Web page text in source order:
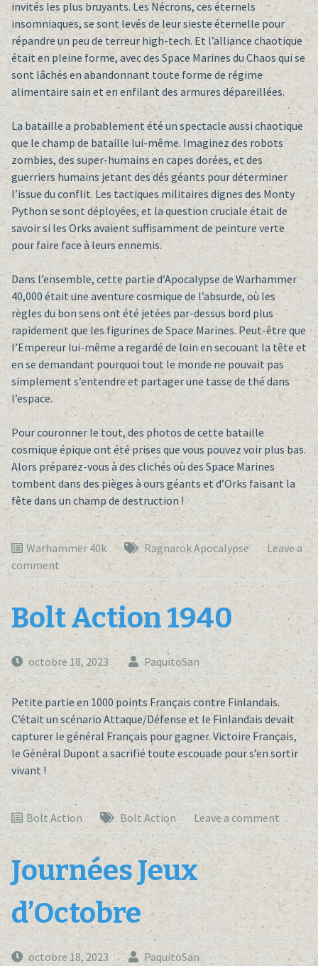
invités les plus bruyants. Les Nécrons, ces éternels
insomniaques, se sont levés de leur sieste éternelle pour
répandre un peu de terreur high-tech. Et l’alliance chaotique
était en pleine forme, avec des Space Marines du Chaos qui se
sont lâchés en abandonnant toute forme de régime
alimentaire sain et en enfilant des armures dépareillées.
La bataille a probablement été un spectacle aussi chaotique
que le champ de bataille lui-même. Imaginez des robots
zombies, des super-humains en capes dorées, et des
guerriers humains jetant des dés géants pour déterminer
l’issue du conflit. Les tactiques militaires dignes des Monty
Python se sont déployées, et la question cruciale était de
savoir si les Orks avaient suffisamment de peinture verte
pour faire face à leurs ennemis.
Dans l’ensemble, cette partie d’Apocalypse de Warhammer
40,000 était une aventure cosmique de l’absurde, où les
règles du bon sens ont été jetées par-dessus bord plus
rapidement que les figurines de Space Marines. Peut-être que
l’Empereur lui-même a regardé de loin en secouant la tête et
en se demandant pourquoi tout le monde ne pouvait pas
simplement s’entendre et partager une tasse de thé dans
l’espace.
Pour couronner le tout, des photos de cette bataille
cosmique épique ont été prises que vous pouvez voir plus bas.
Alors préparez-vous à des clichés où des Space Marines
tombent dans des pièges à ours géants et d’Orks faisant la
fête dans un champ de destruction !
Warhammer 40k Ragnarok Apocalypse
Leave a
comment
Bolt Action 1940
octobre 18, 2023 PaquitoSan
Petite partie en 1000 points Français contre Finlandais.
C’était un scénario Attaque/Défense et le Finlandais devait
capturer le général Français pour gagner. Victoire Français,
le Général Dupont a sacrifié toute escouade pour s’en sortir
vivant !
Bolt Action Bolt Action Leave a comment
Journées Jeux
d’Octobre
octobre 18, 2023 PaquitoSan